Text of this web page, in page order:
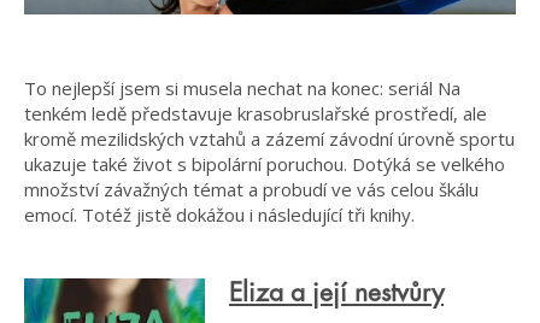
To nejlepší jsem si musela nechat na konec: seriál Na
tenkém ledě představuje krasobruslařské prostředí, ale
kromě mezilidských vztahů a zázemí závodní úrovně sportu
ukazuje také život s bipolární poruchou. Dotýká se velkého
množství závažných témat a probudí ve vás celou škálu
emocí. Totéž jistě dokážou i následující tři knihy.
Eliza a její nestvůry